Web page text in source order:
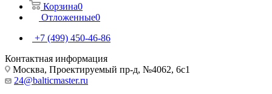
Корзина0
Отложенные0
+7 (499) 450-46-86
Контактная информация
Москва, Проектируемый пр-д, №4062, 6с1
24@balticmaster.ru